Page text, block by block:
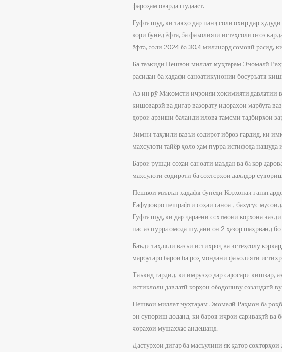
фароҳам оварда шудааст.
Гуфта шуд, ки танҳо дар панҷ соли охир дар
корӣ бунёд ёфта, ба фаъолияти истеҳсолӣ оғоз
ёфта, соли 2024 ба 30,4 миллиард сомонӣ расид,
Ба таъкиди Пешвои миллат муҳтарам Эмомалӣ
расидан ба ҳадафи саноатикунонии босуръати
Аз ин рӯ Мақомоти иҷроияи ҳокимияти давлатии
кишоварзӣ ва дигар вазорату идораҳои марбута
дорои арзиши баланди илова тамоми тадбирҳои
Зимни таҳлили вазъи содирот иброз гардид, ки
маҳсулоти тайёр ҳоло ҳам пурра истифода нашуда
Барои рушди соҳаи саноати маъдан ва ба кор
маҳсулоти содиротӣ ба сохторҳои дахлдор
Пешвои миллат ҳадафи бунёди Корхонаи
Ғафуровро пешрафти соҳаи саноат, бахусус
Гуфта шуд, ки дар ҷараёни сохтмони корхона
пас аз пурра омода шудани он 2 ҳазор шаҳрванд
Баъди таҳлили вазъи истихроҷ ва истеҳсолу
марбутаро барои ба роҳ мондани фаъолияти
Таъкид гардид, ки имрӯзҳо дар саросари кишвар,
истиқлоли давлатӣ корҳои ободониву созандагӣ
Пешвои миллат муҳтарам Эмомалӣ Раҳмон ба
он супориш доданд, ки барои иҷрои саривақтӣ
чораҳои мушаххас андешанд.
Дастурҳои дигар ба масъулини як қатор